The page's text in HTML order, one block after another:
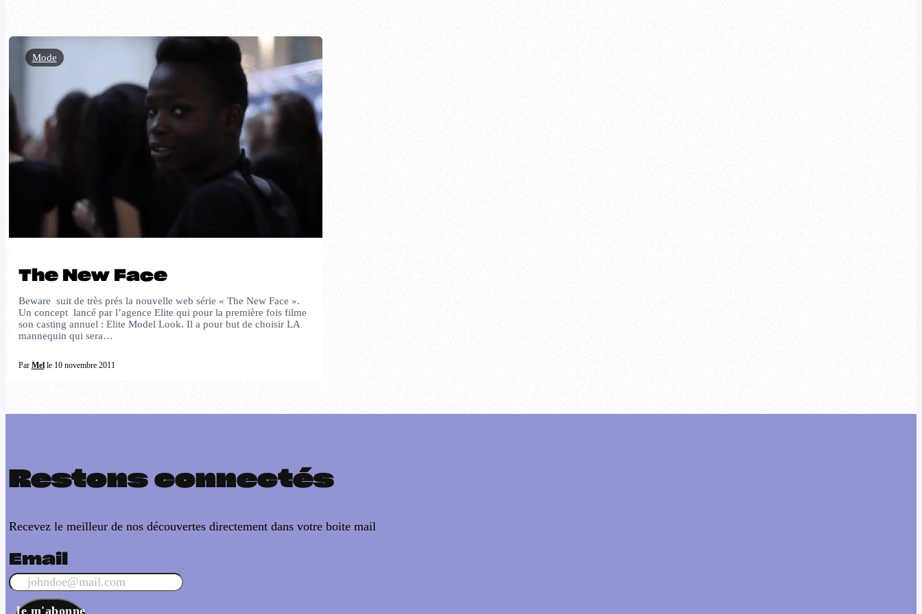
The New Face
Beware suit de très prés la nouvelle web série « The New Face ».
Un concept lancé par l’agence Elite qui pour la première fois filme
son casting annuel : Elite Model Look. Il a pour but de choisir LA
mannequin qui sera…
Par Melle 10 novembre 2011
Mode
Restons connectés
Recevez le meilleur de nos découvertes directement dans votre boite mail
Email
Je m'abonne